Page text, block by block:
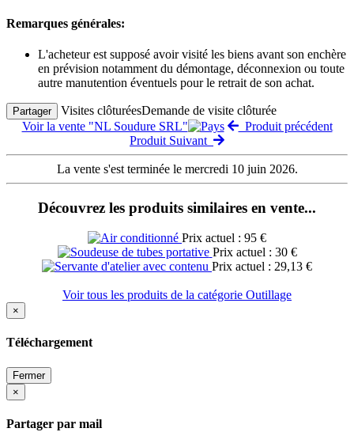
Remarques générales:
L'acheteur est supposé avoir visité les biens avant son enchère
en prévision notamment du démontage, déconnexion ou toute
autre manutention éventuels pour le retrait de son achat.
Partager Visites clôturéesDemande de visite clôturée
Voir la vente "NL Soudure SRL"
Produit précédent
Produit Suivant
La vente s'est terminée le mercredi 10 juin 2026.
Découvrez les produits similaires en vente...
Prix actuel : 95 €
Prix actuel : 30 €
Prix actuel : 29,13 €
Voir tous les produits de la catégorie Outillage
×
Téléchargement
Fermer
×
Partager par mail